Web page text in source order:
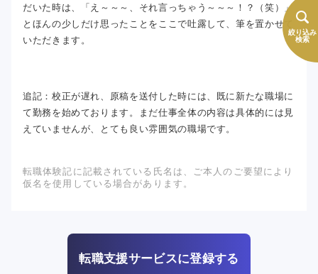
絞り込み
検索
だいた時は、「え～～～、それ言っちゃう～～～！？（笑）」
とほんの少しだけ思ったことをここで吐露して、筆を置かせて
いただきます。
追記：校正が遅れ、原稿を送付した時には、既に新たな職場に
て勤務を始めております。まだ仕事全体の内容は具体的には見
えていませんが、とても良い雰囲気の職場です。
転職体験記に記載されている氏名は、ご本人のご要望により
仮名を使用している場合があります。
転職支援サービスに登録する